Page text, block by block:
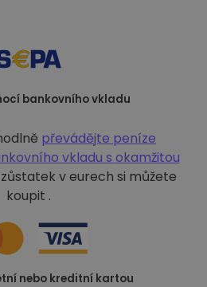
bankovního vkladu
převádějte peníze
vkladu s okamžitou
zůstatek v eurech si můžete
koupit .
nebo kreditní kartou